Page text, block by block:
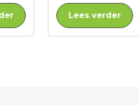
Lees verder